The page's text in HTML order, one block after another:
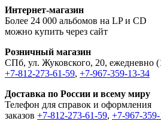
Интернет-магазин
Более 24 000 альбомов на LP и CD
можно купить через сайт
Розничный магазин
СПб, ул. Жуковского, 20, ежедневно
+7-812-273-61-59, +7-967-359-13-34
Доставка по России и всему миру
Телефон для справок и оформления
заказов +7-812-273-61-59, +7-967-